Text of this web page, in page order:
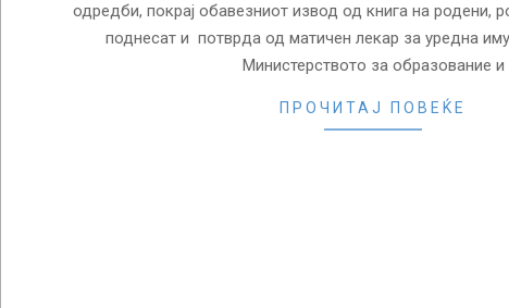
одредби, покрај обавезниот извод од книга на родени,
поднесат и потврда од матичен лекар за уредна
Министерството за образование и
ПРОЧИТАЈ ПОВЕЌЕ